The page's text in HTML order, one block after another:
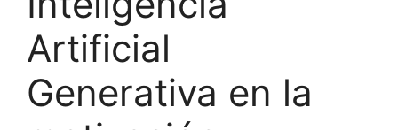
Artificial
Generativa en la